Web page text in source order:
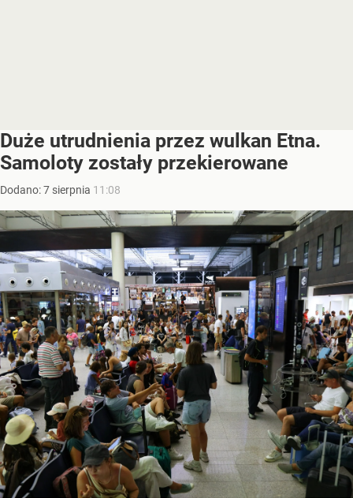
Duże utrudnienia przez wulkan Etna.
Samoloty zostały przekierowane
Dodano:7 sierpnia 11:08